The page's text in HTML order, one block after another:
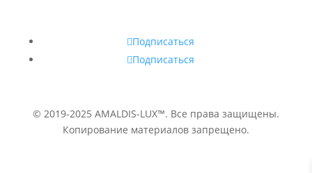
Подписаться
Подписаться
© 2019-2025 AMALDIS-LUX™. Все права защищены.
Копирование материалов запрещено.